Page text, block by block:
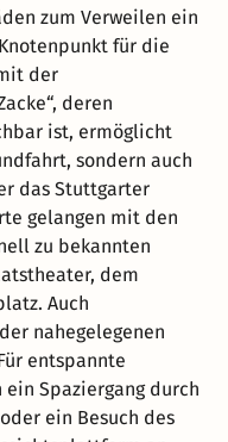
zum Verweilen ein
für die
der
deren
ist, ermöglicht
sondern auch
das Stuttgarter
gelangen mit den
zu bekannten
dem
Auch
nahegelegenen
entspannte
Spaziergang durch
ein Besuch des